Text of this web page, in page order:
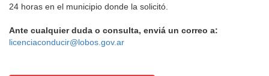
24 horas en el municipio donde la solicitó.
Ante cualquier duda o consulta, enviá un correo a:
licenciaconducir@lobos.gov.ar